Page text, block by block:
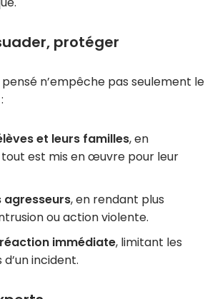
protéger
n’empêche pas seulement le
et leurs familles, en
est mis en œuvre pour leur
agresseurs, en rendant plus
ou action violente.
immédiate, limitant les
incident.